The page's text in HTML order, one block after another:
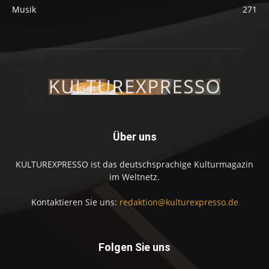
Musik 271
Über uns
KULTUREXPRESSO ist das deutschsprachige Kulturmagazin
im Weltnetz.
Kontaktieren Sie uns: redaktion@kulturexpresso.de
Folgen Sie uns